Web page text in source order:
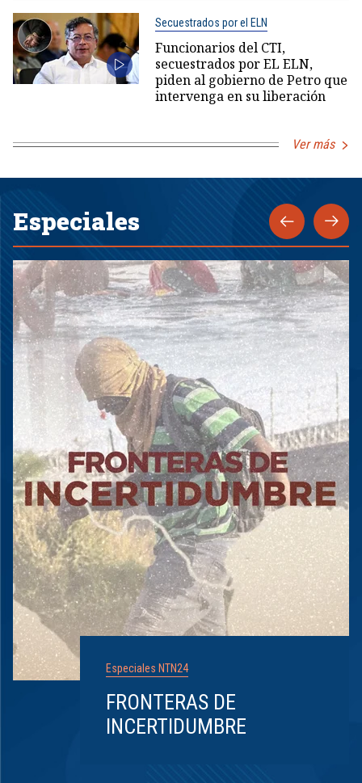
Secuestrados por el ELN
Funcionarios del CTI,
secuestrados por EL ELN,
piden al gobierno de Petro que
intervenga en su liberación
Ver más
Especiales
Especiales NTN24
FRONTERAS DE
INCERTIDUMBRE